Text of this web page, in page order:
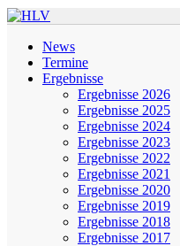
News
Termine
Ergebnisse
Ergebnisse 2026
Ergebnisse 2025
Ergebnisse 2024
Ergebnisse 2023
Ergebnisse 2022
Ergebnisse 2021
Ergebnisse 2020
Ergebnisse 2019
Ergebnisse 2018
Ergebnisse 2017